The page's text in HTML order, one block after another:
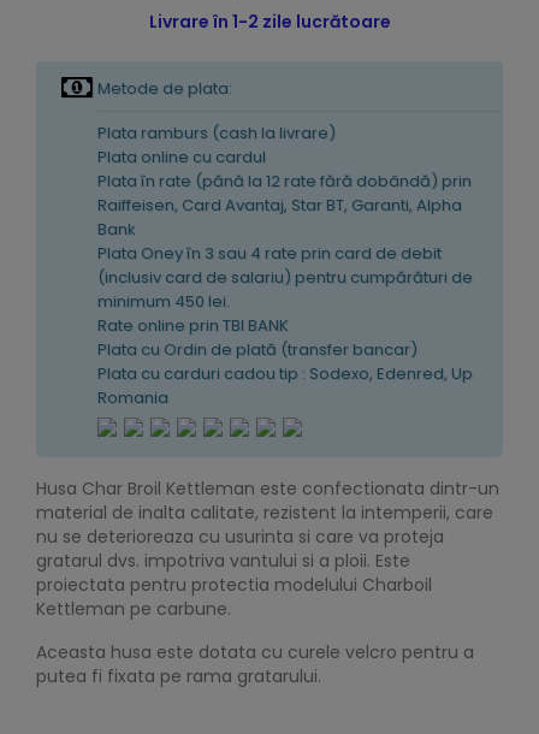
Livrare în 1-2 zile lucrătoare
Metode de plata:
Plata ramburs (cash la livrare)
Plata online cu cardul
Plata în rate (pănă la 12 rate fără dobândă) prin
Raiffeisen, Card Avantaj, Star BT, Garanti, Alpha
Bank
Plata Oney în 3 sau 4 rate prin card de debit
(inclusiv card de salariu) pentru cumpărături de
minimum 450 lei.
Rate online prin TBI BANK
Plata cu Ordin de plată (transfer bancar)
Plata cu carduri cadou tip : Sodexo, Edenred, Up
Romania
Husa Char Broil Kettleman este confectionata dintr-un
material de inalta calitate, rezistent la intemperii, care
nu se deterioreaza cu usurinta si care va proteja
gratarul dvs. impotriva vantului si a ploii. Este
proiectata pentru protectia modelului Charboil
Kettleman pe carbune.
Aceasta husa este dotata cu curele velcro pentru a
putea fi fixata pe rama gratarului.